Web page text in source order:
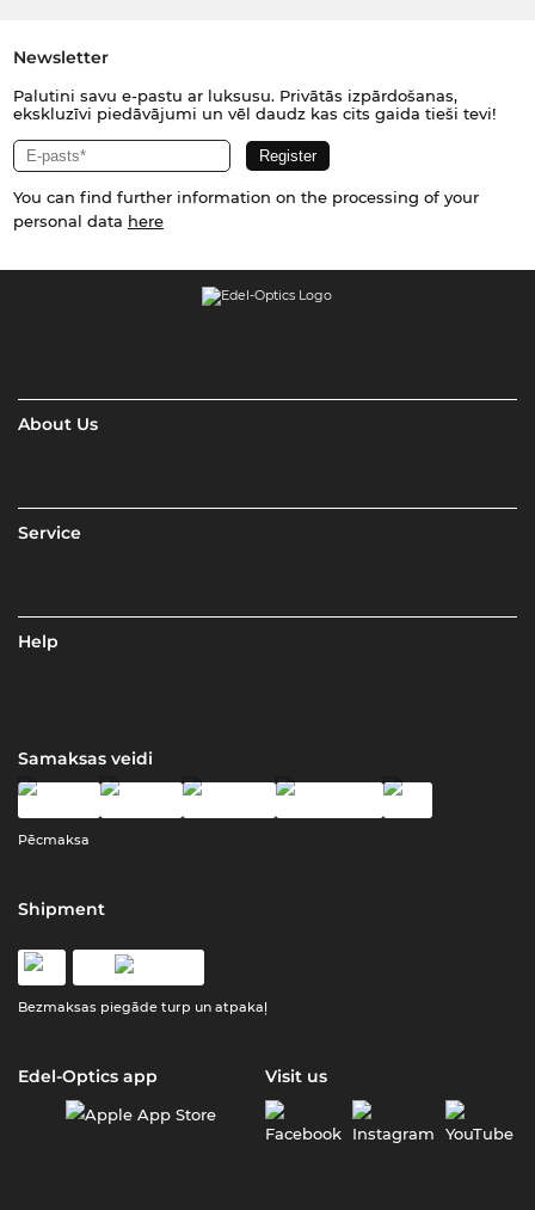
Newsletter
Palutini savu e-pastu ar luksusu. Privātās izpārdošanas,
ekskluzīvi piedāvājumi un vēl daudz kas cits gaida tieši tevi!
You can find further information on the processing of your
personal data here
About Us
Service
Help
Samaksas veidi
Pēcmaksa
Shipment
Bezmaksas piegāde turp un atpakaļ
Edel-Optics app Visit us